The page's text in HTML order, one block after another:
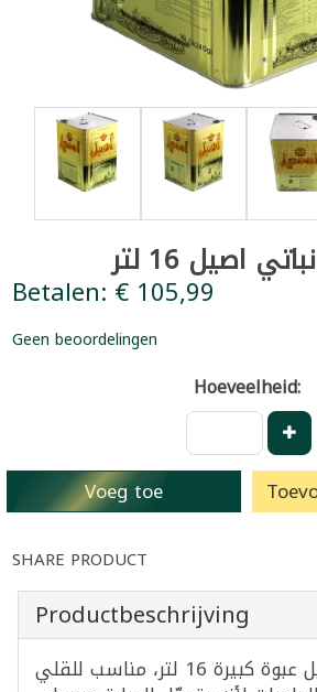
اصيل 16 لتر
Betalen: € 105,99
Geen beoordelingen
Hoeveelheid:
Voeg toe
SHARE PRODUCT
Productbeschrijving
سمن نباتي أصيل عبوة كبيرة 16 لتر، مناسب للقلي